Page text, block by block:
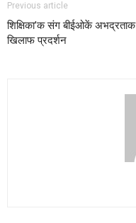
Previous article
शिक्षिका’क संग बीईओकें अभद्रताक
खिलाफ प्रदर्शन